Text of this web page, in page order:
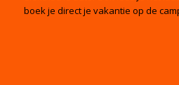
boek je direct je vakantie op de